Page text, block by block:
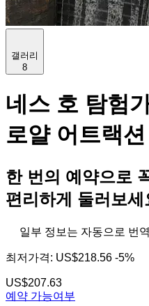
갤러리
8
네스 호 탐험
로얄 어트랙
한 번의 예약으로
편리하게 둘러보세
일부 정보는 자동으로 번
최저가격: US$218.56 -5%
US$207.63
예약 가능여부